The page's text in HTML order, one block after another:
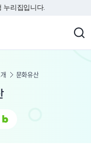
누리집입니다.
문화유산